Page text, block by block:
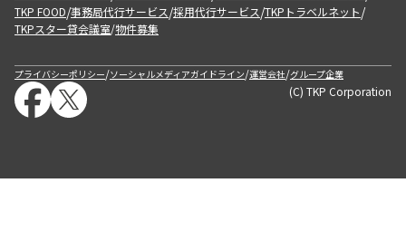
TKP FOOD/事務局代行サービス/採用代行サービス/TKPトラベルネット/
TKPスター貸会議室/物件募集
プライバシーポリシー/ソーシャルメディアガイドライン/運営会社/グループ企業
(C) TKP Corporation